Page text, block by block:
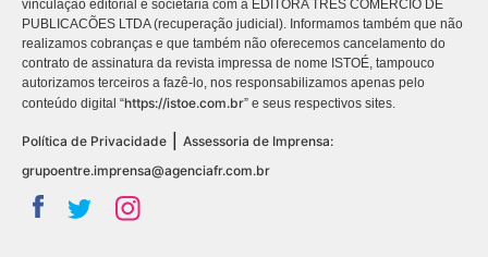
vinculação editorial e societária com a EDITORA TRES COMÉRCIO DE
PUBLICACÕES LTDA (recuperação judicial). Informamos também que não
realizamos cobranças e que também não oferecemos cancelamento do
contrato de assinatura da revista impressa de nome ISTOÉ, tampouco
autorizamos terceiros a fazê-lo, nos responsabilizamos apenas pelo
conteúdo digital “https://istoe.com.br” e seus respectivos sites.
Política de Privacidade
Assessoria de Imprensa:
grupoentre.imprensa@agenciafr.com.br